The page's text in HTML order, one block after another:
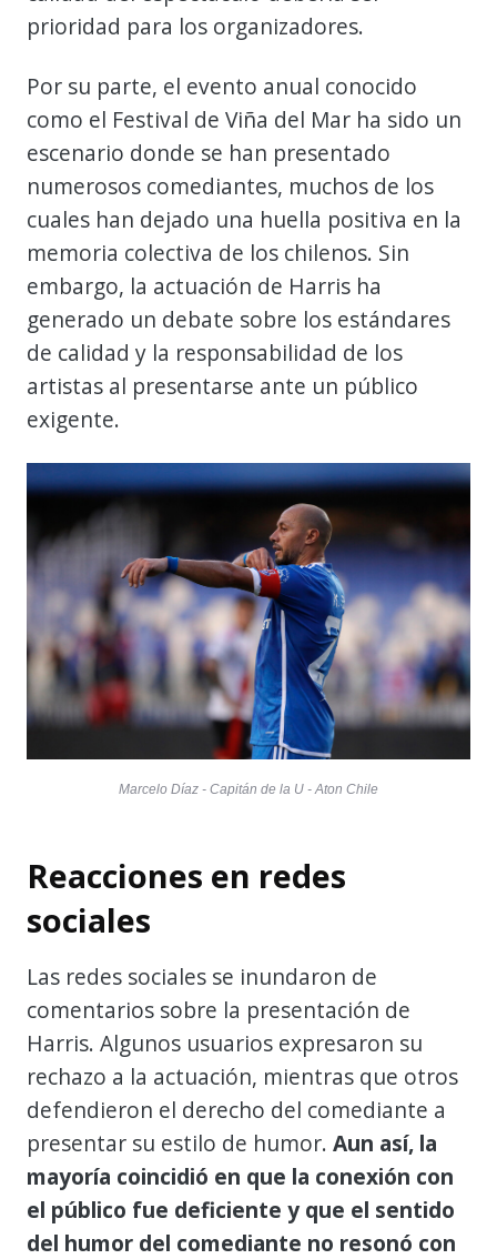
prioridad para los organizadores.
Por su parte, el evento anual conocido
como el Festival de Viña del Mar ha sido un
escenario donde se han presentado
numerosos comediantes, muchos de los
cuales han dejado una huella positiva en la
memoria colectiva de los chilenos. Sin
embargo, la actuación de Harris ha
generado un debate sobre los estándares
de calidad y la responsabilidad de los
artistas al presentarse ante un público
exigente.
Marcelo Díaz - Capitán de la U - Aton Chile
Reacciones en redes
sociales
Las redes sociales se inundaron de
comentarios sobre la presentación de
Harris. Algunos usuarios expresaron su
rechazo a la actuación, mientras que otros
defendieron el derecho del comediante a
presentar su estilo de humor. Aun así, la
mayoría coincidió en que la conexión con
el público fue deficiente y que el sentido
del humor del comediante no resonó con